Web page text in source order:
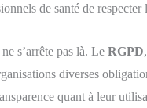
de santé de respecter
s’arrête pas là. Le RGPD
diverses
quant à leur